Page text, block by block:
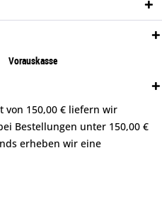
Vorauskasse
von 150,00 € liefern wir
Bestellungen unter 150,00 €
erheben wir eine